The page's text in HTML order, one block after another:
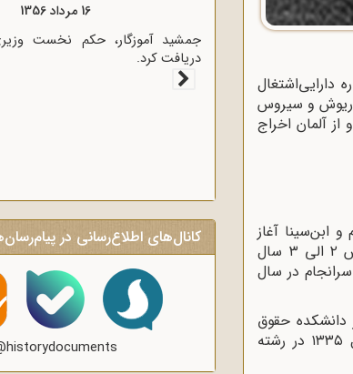
دارایی‌اشتغال
به نام‌های داریوش و سیروس
آلمان اخراج
و ابن‌سینا آغاز
پس از پایان دوره ابتدایی در دبیرستان البرز ادامه تحصیل داد. داریوش در هر کلاس ۲ الی ۳ سال
در سال
حقوق
دانشگاه تهران مشغول به تحصیل شد. در سال ۱۳۳۴ در رشته قضایی فارغ‌التحصیل و سال ۱۳۳۵ در رشته
16 مرداد 1357
آغاز سخنرانی‌های انتقادی و
پیام امام به وعاظ و روحانیون
آگاه‌سازی در منبرهای ماه رمضان.
کانال‌های اطلاع‌رسانی در